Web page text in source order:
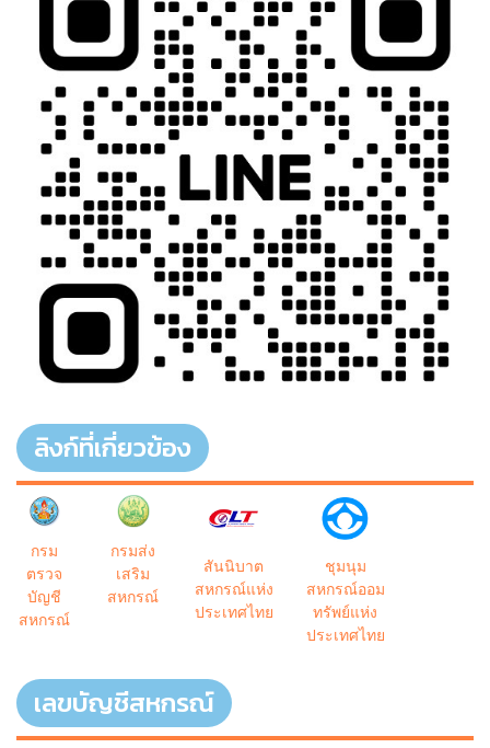
ลิงก์ที่เกี่ยวข้อง
กรม
ตรวจ
บัญชี
สหกรณ์
กรมส่ง
เสริม
สหกรณ์
สันนิบาต
สหกรณ์แห่ง
ประเทศไทย
ชุมนุม
สหกรณ์ออม
ทรัพย์แห่ง
ประเทศไทย
เลขบัญชีสหกรณ์